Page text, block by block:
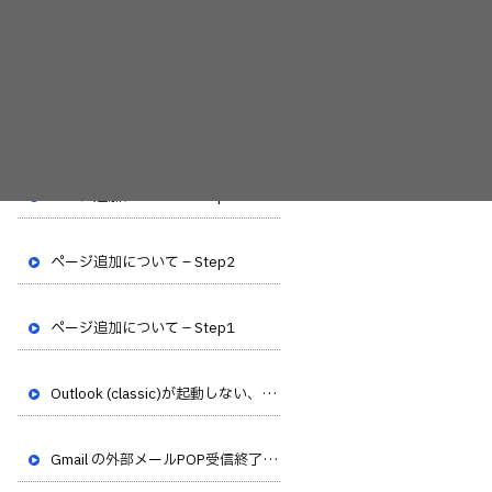
ページ追加について – Step3
ページ追加について – Step2
ページ追加について – Step1
Outlook (classic)が起動しない、フリーズする不具合が発生しています
Gmail の外部メールPOP受信終了のお知らせ